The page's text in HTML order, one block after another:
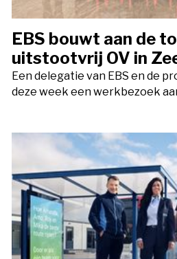
EBS bouwt aan de
uitstootvrij OV in
Een delegatie van EBS en de
deze week een werkbezoek